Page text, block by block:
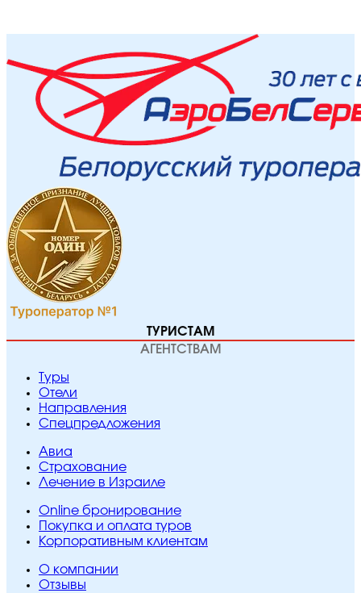
ТУРИСТАМ
АГЕНТСТВАМ
Туры
Отели
Направления
Спецпредложения
Авиа
Страхование
Лечение в Израиле
Online бронирование
Покупка и оплата туров
Корпоративным клиентам
O компании
Отзывы